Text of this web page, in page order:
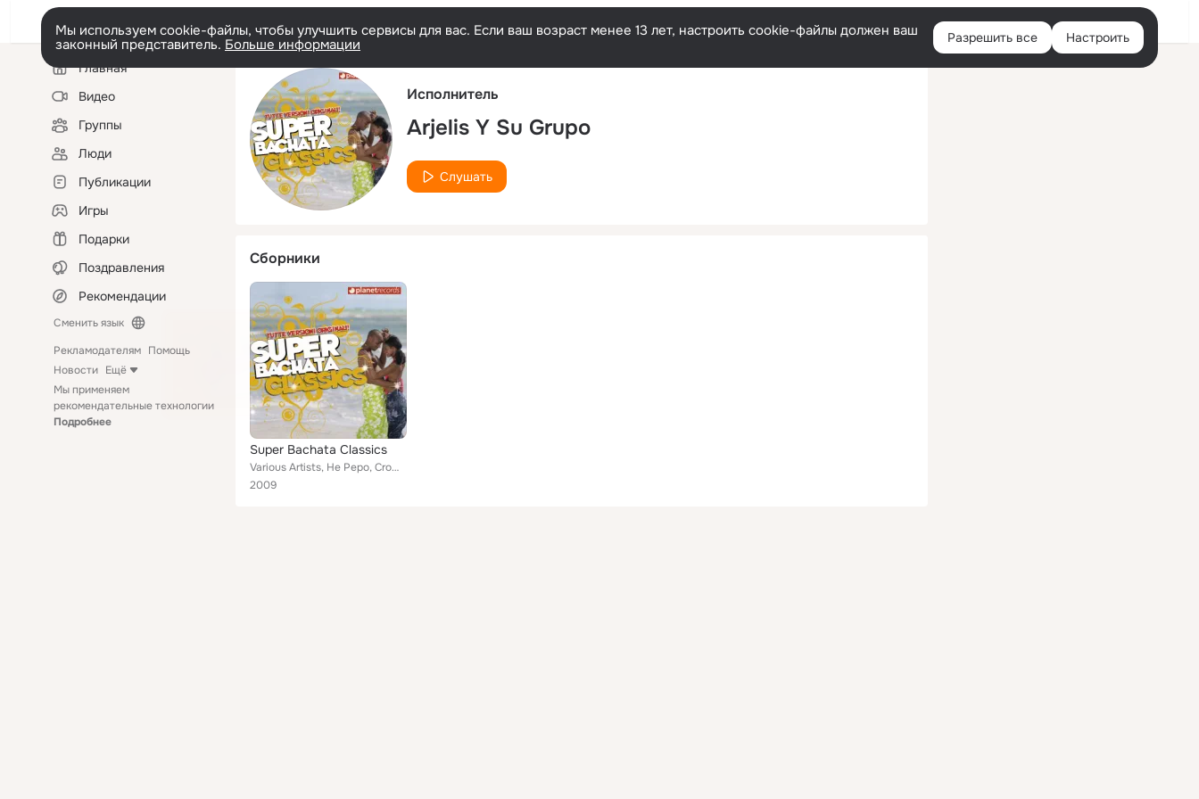
Русский Войти
Мы используем cookie-файлы, чтобы улучшить сервисы для вас. Если ваш возраст менее 13 лет, настроить cookie-файлы должен ваш
законный представитель. Больше информации Разрешить все Настроить
Левая
колонкаГлавная
Видео
Группы
Люди
Публикации
Игры
Подарки
Поздравления
Рекомендации
Сменить язык
Рекламодателям Помощь
Новости Ещё
Мы применяем
рекомендательные технологии
Подробнее
Исполнитель
Arjelis Y Su Grupo
Слушать
Сборники
Super Bachata Classics
Various Artists, He Pepo, Croma Latina, Andy Andy, 4Ever, El Chaval, Antony Santos, Arjelis Y Su Grupo, Xtreme, Los Toros Band, ...
2009